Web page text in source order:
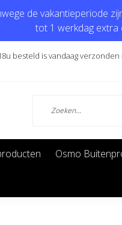
de vakantieperiode
tot 1 werkdag extra
besteld is vandaag verzonden
Osmo